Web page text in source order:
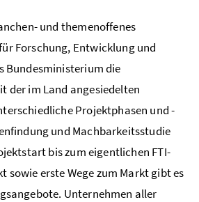
und themenoffenes
Forschung, Entwicklung und
Bundesministerium die
der im Land angesiedelten
Projektphasen und -
und Machbarkeitsstudie
bis zum eigentlichen FTI-
sowie erste Wege zum Markt gibt es
Unternehmen aller